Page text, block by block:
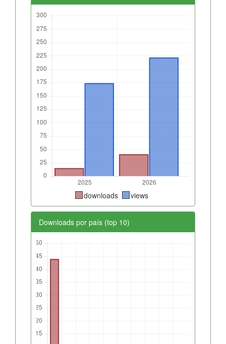
downloads views
Downloads por país (top 10)